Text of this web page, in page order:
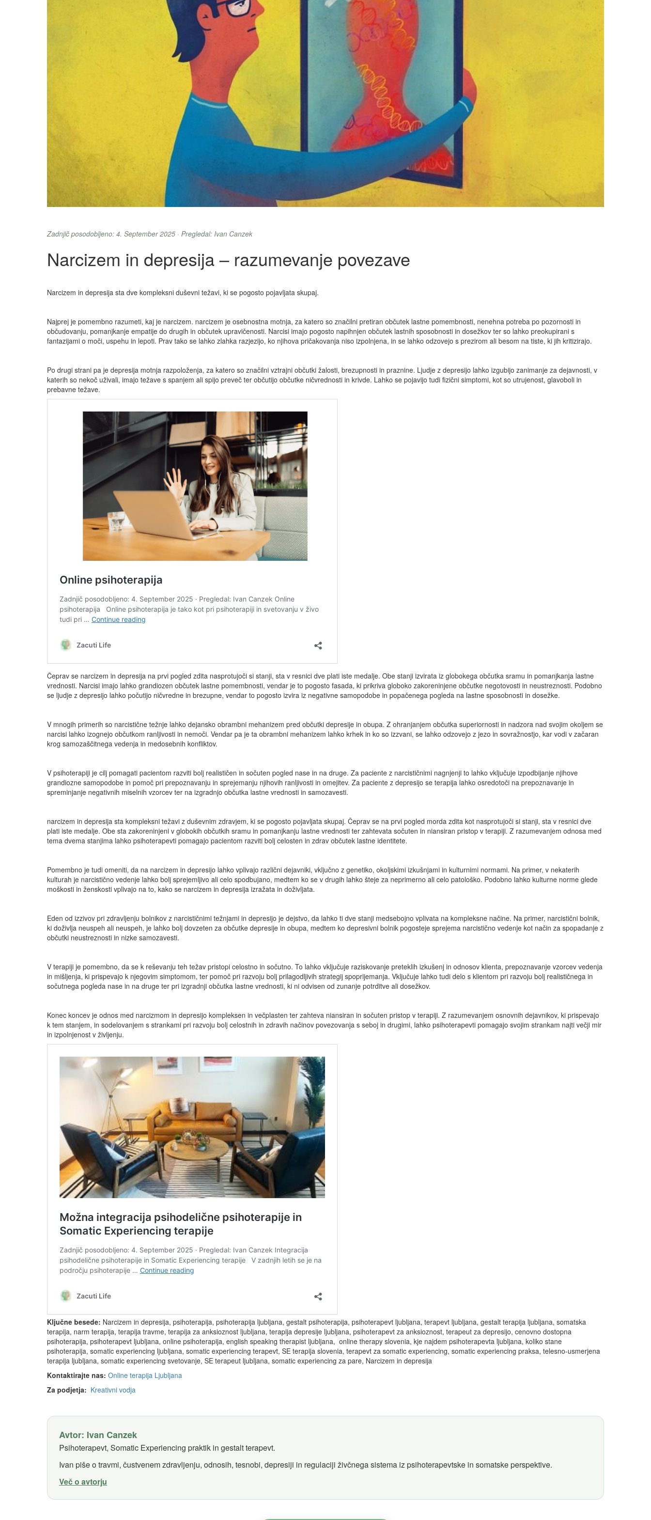
Zadnjič posodobljeno: 4. September 2025 · Pregledal: Ivan Canzek
Narcizem in depresija – razumevanje povezave
Narcizem in depresija sta dve kompleksni duševni težavi, ki se pogosto pojavljata skupaj.
Najprej je pomembno razumeti, kaj je narcizem. narcizem je osebnostna motnja, za katero so značilni pretiran občutek lastne pomembnosti, nenehna potreba po pozornosti in
občudovanju, pomanjkanje empatije do drugih in občutek upravičenosti. Narcisi imajo pogosto napihnjen občutek lastnih sposobnosti in dosežkov ter so lahko preokupirani s
fantazijami o moči, uspehu in lepoti. Prav tako se lahko zlahka razjezijo, ko njihova pričakovanja niso izpolnjena, in se lahko odzovejo s prezirom ali besom na tiste, ki jih kritizirajo.
Po drugi strani pa je depresija motnja razpoloženja, za katero so značilni vztrajni občutki žalosti, brezupnosti in praznine. Ljudje z depresijo lahko izgubijo zanimanje za dejavnosti, v
katerih so nekoč uživali, imajo težave s spanjem ali spijo preveč ter občutijo občutke ničvrednosti in krivde. Lahko se pojavijo tudi fizični simptomi, kot so utrujenost, glavoboli in
prebavne težave.
Čeprav se narcizem in depresija na prvi pogled zdita nasprotujoči si stanji, sta v resnici dve plati iste medalje. Obe stanji izvirata iz globokega občutka sramu in pomanjkanja lastne
vrednosti. Narcisi imajo lahko grandiozen občutek lastne pomembnosti, vendar je to pogosto fasada, ki prikriva globoko zakoreninjene občutke negotovosti in neustreznosti. Podobno
se ljudje z depresijo lahko počutijo ničvredne in brezupne, vendar to pogosto izvira iz negativne samopodobe in popačenega pogleda na lastne sposobnosti in dosežke.
V mnogih primerih so narcistične težnje lahko dejansko obrambni mehanizem pred občutki depresije in obupa. Z ohranjanjem občutka superiornosti in nadzora nad svojim okoljem se
narcisi lahko izognejo občutkom ranljivosti in nemoči. Vendar pa je ta obrambni mehanizem lahko krhek in ko so izzvani, se lahko odzovejo z jezo in sovražnostjo, kar vodi v začaran
krog samozaščitnega vedenja in medosebnih konfliktov.
V psihoterapiji je cilj pomagati pacientom razviti bolj realističen in sočuten pogled nase in na druge. Za paciente z narcističnimi nagnjenji to lahko vključuje izpodbijanje njihove
grandiozne samopodobe in pomoč pri prepoznavanju in sprejemanju njihovih ranljivosti in omejitev. Za paciente z depresijo se terapija lahko osredotoči na prepoznavanje in
spreminjanje negativnih miselnih vzorcev ter na izgradnjo občutka lastne vrednosti in samozavesti.
narcizem in depresija sta kompleksni težavi z duševnim zdravjem, ki se pogosto pojavljata skupaj. Čeprav se na prvi pogled morda zdita kot nasprotujoči si stanji, sta v resnici dve
plati iste medalje. Obe sta zakoreninjeni v globokih občutkih sramu in pomanjkanju lastne vrednosti ter zahtevata sočuten in niansiran pristop v terapiji. Z razumevanjem odnosa med
tema dvema stanjima lahko psihoterapevti pomagajo pacientom razviti bolj celosten in zdrav občutek lastne identitete.
Pomembno je tudi omeniti, da na narcizem in depresijo lahko vplivajo različni dejavniki, vključno z genetiko, okoljskimi izkušnjami in kulturnimi normami. Na primer, v nekaterih
kulturah je narcistično vedenje lahko bolj sprejemljivo ali celo spodbujano, medtem ko se v drugih lahko šteje za neprimerno ali celo patološko. Podobno lahko kulturne norme glede
moškosti in ženskosti vplivajo na to, kako se narcizem in depresija izražata in doživljata.
Eden od izzivov pri zdravljenju bolnikov z narcističnimi težnjami in depresijo je dejstvo, da lahko ti dve stanji medsebojno vplivata na kompleksne načine. Na primer, narcistični bolnik,
ki doživlja neuspeh ali neuspeh, je lahko bolj dovzeten za občutke depresije in obupa, medtem ko depresivni bolnik pogosteje sprejema narcistično vedenje kot način za spopadanje z
občutki neustreznosti in nizke samozavesti.
V terapiji je pomembno, da se k reševanju teh težav pristopi celostno in sočutno. To lahko vključuje raziskovanje preteklih izkušenj in odnosov klienta, prepoznavanje vzorcev vedenja
in mišljenja, ki prispevajo k njegovim simptomom, ter pomoč pri razvoju bolj prilagodljivih strategij spoprijemanja. Vključuje lahko tudi delo s klientom pri razvoju bolj realističnega in
sočutnega pogleda nase in na druge ter pri izgradnji občutka lastne vrednosti, ki ni odvisen od zunanje potrditve ali dosežkov.
Konec koncev je odnos med narcizmom in depresijo kompleksen in večplasten ter zahteva niansiran in sočuten pristop v terapiji. Z razumevanjem osnovnih dejavnikov, ki prispevajo
k tem stanjem, in sodelovanjem s strankami pri razvoju bolj celostnih in zdravih načinov povezovanja s seboj in drugimi, lahko psihoterapevti pomagajo svojim strankam najti večji mir
in izpolnjenost v življenju.
Ključne besede: Narcizem in depresija, psihoterapija, psihoterapija ljubljana, gestalt psihoterapija, psihoterapevt ljubljana, terapevt ljubljana, gestalt terapija ljubljana, somatska
terapija, narm terapija, terapija travme, terapija za anksioznost ljubljana, terapija depresije ljubljana, psihoterapevt za anksioznost, terapeut za depresijo, cenovno dostopna
psihoterapija, psihoterapevt ljubljana, online psihoterapija, english speaking therapist ljubljana, online therapy slovenia, kje najdem psihoterapevta ljubljana, koliko stane
psihoterapija, somatic experiencing ljubljana, somatic experiencing terapevt, SE terapija slovenia, terapevt za somatic experiencing, somatic experiencing praksa, telesno-usmerjena
terapija ljubljana, somatic experiencing svetovanje, SE terapeut ljubljana, somatic experiencing za pare, Narcizem in depresija
Kontaktirajte nas: Online terapija Ljubljana
Za podjetja: Kreativni vodja
Avtor: Ivan Canzek
Psihoterapevt, Somatic Experiencing praktik in gestalt terapevt.
Ivan piše o travmi, čustvenem zdravljenju, odnosih, tesnobi, depresiji in regulaciji živčnega sistema iz psihoterapevtske in somatske perspektive.
Več o avtorju